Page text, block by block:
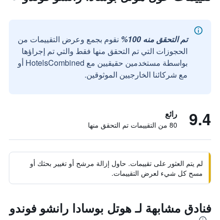
تم التحقق منه 100%
نقوم بجمع وعرض التقييمات من
الحجوزات التي تم التحقق منها فقط والتي تم إجراؤها
بواسطة مستخدمين حقيقيين مع HotelsCombined أو
مع شركائنا الخارجيين الموثوقين.
9.4 رائع
80 من التقييمات تم التحقق منها
لم يتم العثور على تقييمات. حاول إزالة مرشح أو تغيير بحثك أو
مسح كل شيء لعرض التقييمات.
فنادق مشابهة لـ هوتل بوسادا رانشو فوندو